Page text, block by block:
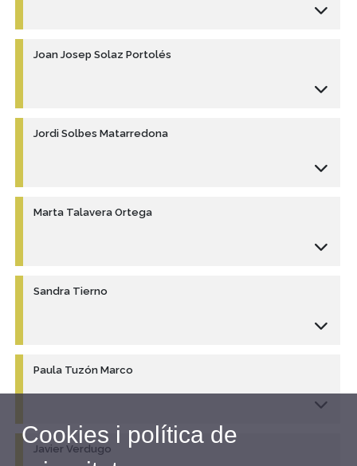
Joan Josep Solaz Portolés
Jordi Solbes Matarredona
Marta Talavera Ortega
Sandra Tierno
Paula Tuzón Marco
Javier Verdugo
Cookies i política de